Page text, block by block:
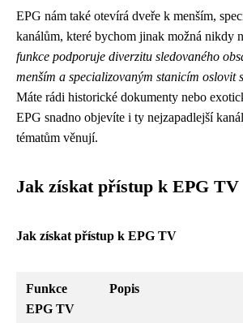
EPG nám také otevírá dveře k menším,
kanálům, které bychom jinak možná nikdy
funkce podporuje diverzitu sledovaného
menším a specializovaným stanicím oslovit
Máte rádi historické dokumenty nebo
EPG snadno objevíte i ty nejzapadlejší
tématům věnují.
Jak získat přístup k EPG TV
Jak získat přístup k EPG TV
Funkce
EPG TV
Popis